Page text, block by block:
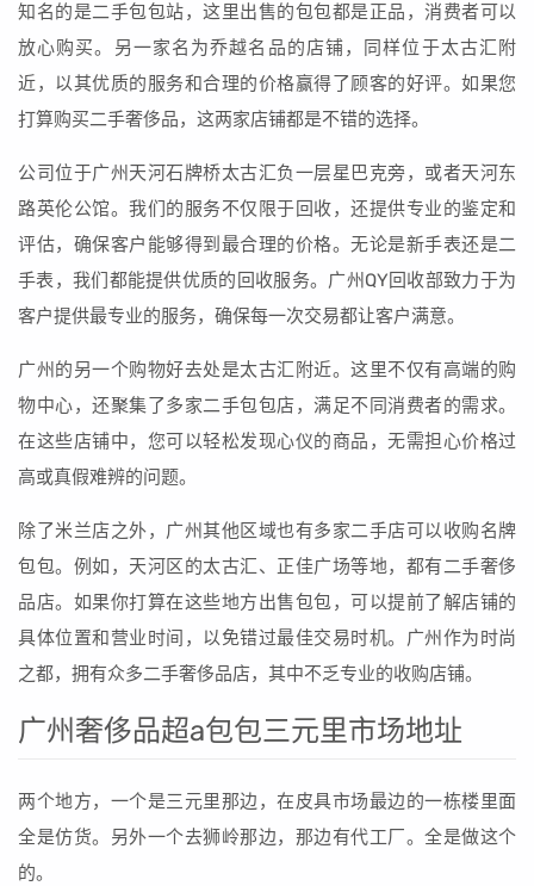
知名的是二手包包站，这里出售的包包都是正品，消费者可以
放心购买。另一家名为乔越名品的店铺，同样位于太古汇附
近，以其优质的服务和合理的价格赢得了顾客的好评。如果您
打算购买二手奢侈品，这两家店铺都是不错的选择。
公司位于广州天河石牌桥太古汇负一层星巴克旁，或者天河东
路英伦公馆。我们的服务不仅限于回收，还提供专业的鉴定和
评估，确保客户能够得到最合理的价格。无论是新手表还是二
手表，我们都能提供优质的回收服务。广州QY回收部致力于为
客户提供最专业的服务，确保每一次交易都让客户满意。
广州的另一个购物好去处是太古汇附近。这里不仅有高端的购
物中心，还聚集了多家二手包包店，满足不同消费者的需求。
在这些店铺中，您可以轻松发现心仪的商品，无需担心价格过
高或真假难辨的问题。
除了米兰店之外，广州其他区域也有多家二手店可以收购名牌
包包。例如，天河区的太古汇、正佳广场等地，都有二手奢侈
品店。如果你打算在这些地方出售包包，可以提前了解店铺的
具体位置和营业时间，以免错过最佳交易时机。广州作为时尚
之都，拥有众多二手奢侈品店，其中不乏专业的收购店铺。
广州奢侈品超a包包三元里市场地址
两个地方，一个是三元里那边，在皮具市场最边的一栋楼里面
全是仿货。另外一个去狮岭那边，那边有代工厂。全是做这个
的。